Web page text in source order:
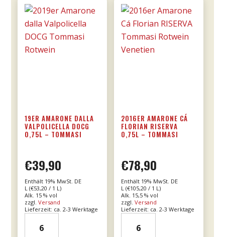
Menge
19ER AMARONE DALLA
VALPOLICELLA DOCG
0,75L – TOMMASI
€39,90
Enthält 19% MwSt. DE
L (€53,20 / 1 L)
Alk. 15 % vol
zzgl. Versand
Lieferzeit: ca. 2-3 Werktage
Amarone
2016ER AMARONE CÁ
FLORIAN RISERVA
0,75L – TOMMASI
€78,90
Enthält 19% MwSt. DE
L (€105,20 / 1 L)
Alk. 15,5 % vol
zzgl.Versand
Lieferzeit: ca. 2-3 Werktage
Amarone